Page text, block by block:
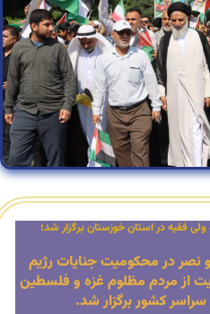
فقیه در استان خوزستان برگزار شد؛
در محکومیت جنایات رژیم
از مردم مظلوم غزه و فلسطین
سراسر کشور برگزار شد.